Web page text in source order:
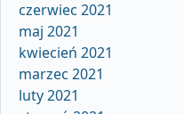
czerwiec 2021
maj 2021
kwiecień 2021
marzec 2021
luty 2021